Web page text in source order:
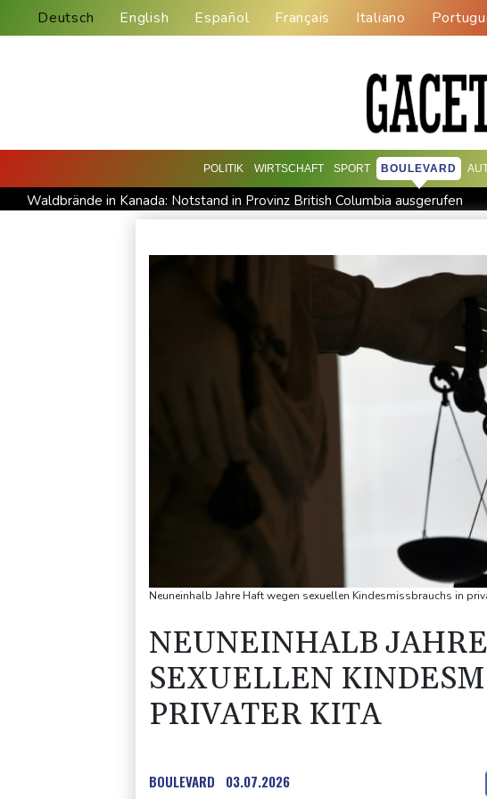
Deutsch English Español Français Italiano
POLITIK WIRTSCHAFT SPORT BOULEVARD
Waldbrände in Kanada: Notstand in Provinz British Columbia ausgerufen
Dobrindt will Forschung zur Drohensicherheit in Deutschland ausbauen
Amtsantritt von Kolumbiens Staatschef De la Espriella von Gewalt
Taifun "Dolphin": Flugausfälle, Evakuierung und höchste Warnstufe in China
Neuneinhalb Jahre Haft wegen sexuellen Kindesmissbrauchs in
NEUNEINHALB
SEXUELLEN
PRIVATER KITA
BOULEVARD 03.07.2026